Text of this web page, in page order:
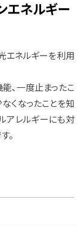
エネルギー
エネルギーを利用
、一度止まったこ
くなったことを知
アレルギーにも対
。